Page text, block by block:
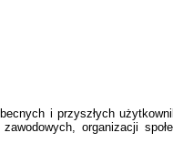
i przyszłych
organizacji